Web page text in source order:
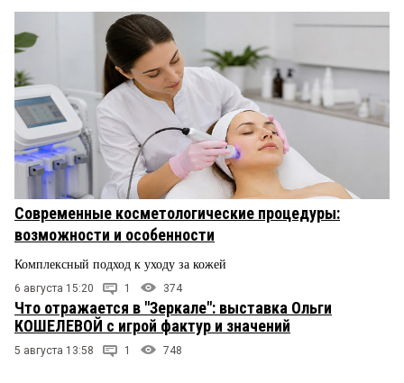
Современные косметологические процедуры:
возможности и особенности
Комплексный подход к уходу за кожей
6 августа 15:20 1 374
Что отражается в "Зеркале": выставка Ольги
КОШЕЛЕВОЙ с игрой фактур и значений
5 августа 13:58 1 748